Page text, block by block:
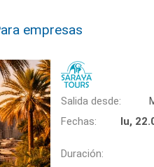
empresas
Salida desde:
Fechas:
lu,
Duración: